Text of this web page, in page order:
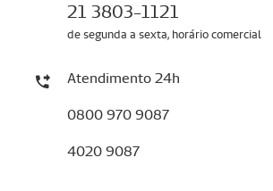
21 3803-1121
de segunda a sexta, horário comercial
Atendimento 24h
0800 970 9087
4020 9087